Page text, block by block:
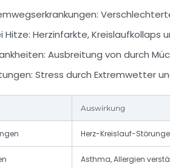
Hitze: Herzinfarkte, Kreislaufkollaps
Ausbreitung von durch
Stress durch Extremwetter
Auswirkung
Herz-Kreislauf-
Asthma, Allergien